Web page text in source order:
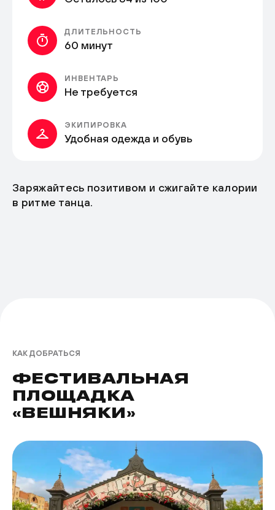
ДЛИТЕЛЬНОСТЬ
60 минут
ИНВЕНТАРЬ
Не требуется
ЭКИПИРОВКА
Удобная одежда и обувь
Заряжайтесь позитивом и сжигайте калории
в ритме танца.
КАК ДОБРАТЬСЯ
ФЕСТИВАЛЬНАЯ
ПЛОЩАДКА
«ВЕШНЯКИ»